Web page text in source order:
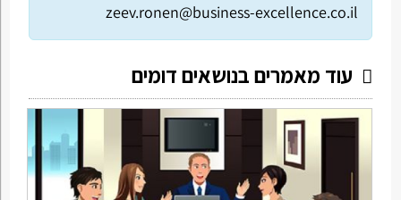
zeev.ronen@business-excellence.co.il
עוד מאמרים בנושאים דומים